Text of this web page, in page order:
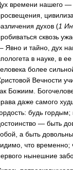
времени нашего —
духов (1
сквозь
Явно и тайно, дух
в науке, в
более
Вечности
Божиим.
даже самого
будь
— быть
а быть
что временно;
нынешние